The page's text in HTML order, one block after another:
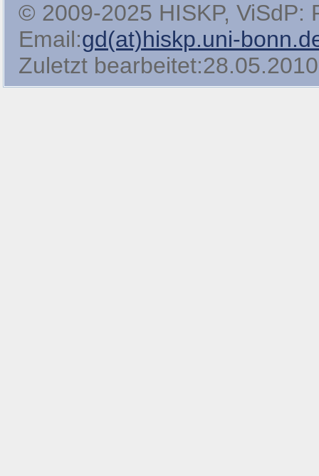
© 2009-2025 HISKP, ViSdP:
Email:gd(at)hiskp.uni-
Zuletzt